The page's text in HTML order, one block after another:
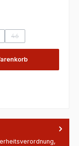
verfügbar.)
ist zurzeit nicht
Option ist zurzeit nicht
46
(Diese Option ist